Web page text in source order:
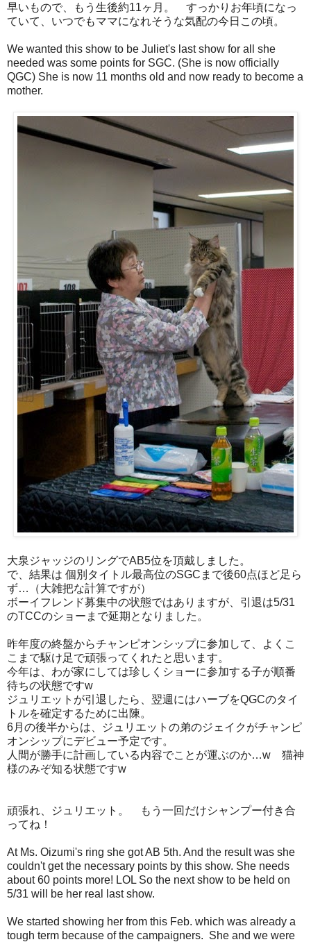
早いもので、もう生後約11ヶ月。 すっかりお年頃になっ
ていて、いつでもママになれそうな気配の今日この頃。
We wanted this show to be Juliet's last show for all she
needed was some points for SGC. (She is now officially
QGC) She is now 11 months old and now ready to become a
mother.
大泉ジャッジのリングでAB5位を頂戴しました。
で、結果は 個別タイトル最高位のSGCまで後60点ほど足ら
ず…（大雑把な計算ですが）
ボーイフレンド募集中の状態ではありますが、引退は5/31
のTCCのショーまで延期となりました。
昨年度の終盤からチャンピオンシップに参加して、よくこ
こまで駆け足で頑張ってくれたと思います。
今年は、わが家にしては珍しくショーに参加する子が順番
待ちの状態ですw
ジュリエットが引退したら、翌週にはハーブをQGCのタイ
トルを確定するために出陳。
6月の後半からは、ジュリエットの弟のジェイクがチャンピ
オンシップにデビュー予定です。
人間が勝手に計画している内容でことが運ぶのか…w 猫神
様のみぞ知る状態ですw
頑張れ、ジュリエット。 もう一回だけシャンプー付き合
ってね！
At Ms. Oizumi's ring she got AB 5th. And the result was she
couldn't get the necessary points by this show. She needs
about 60 points more! LOL So the next show to be held on
5/31 will be her real last show.
We started showing her from this Feb. which was already a
tough term because of the campaigners. She and we were